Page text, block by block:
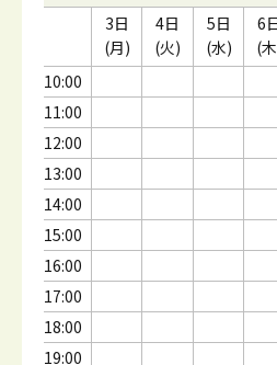
10:00
11:00
12:00
13:00
14:00
15:00
16:00
17:00
18:00
19:00
3日
(月)
4日
(火)
5日
(水)
6
(